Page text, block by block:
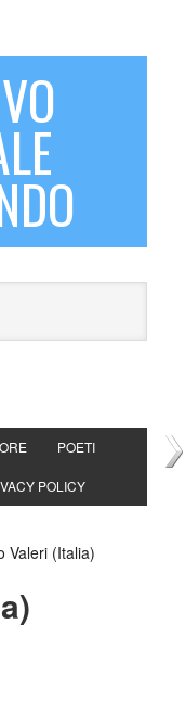
POETI
POLICY
Valeri (Italia)